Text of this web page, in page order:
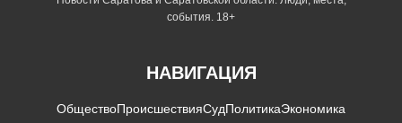
события. 18+
НАВИГАЦИЯ
ОбществоПроисшествияСудПолитикаЭкономика